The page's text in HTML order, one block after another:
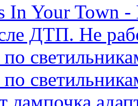
In Your Town
ДТП. Не
лампочка